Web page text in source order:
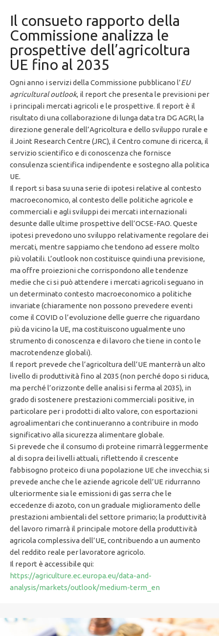
Il consueto rapporto della
Commissione analizza le
prospettive dell’agricoltura
UE fino al 2035
Ogni anno i servizi della Commissione pubblicano l’EU
agricultural outlook, il report che presenta le previsioni per
i principali mercati agricoli e le prospettive. Il report è il
risultato di una collaborazione di lunga data tra DG AGRI, la
direzione generale dell’Agricoltura e dello sviluppo rurale e
il Joint Research Centre (JRC), il Centro comune di ricerca, il
servizio scientifico e di conoscenza che fornisce
consulenza scientifica indipendente e sostegno alla politica
UE.
Il report si basa su una serie di ipotesi relative al contesto
macroeconomico, al contesto delle politiche agricole e
commerciali e agli sviluppi dei mercati internazionali
desunte dalle ultime prospettive dell’OCSE-FAO. Queste
ipotesi prevedono uno sviluppo relativamente regolare dei
mercati, mentre sappiamo che tendono ad essere molto
più volatili. L’outlook non costituisce quindi una previsione,
ma offre proiezioni che corrispondono alle tendenze
medie che ci si può attendere i mercati agricoli seguano in
un determinato contesto macroeconomico a politiche
invariate (chiaramente non possono prevedere eventi
come il COVID o l’evoluzione delle guerre che riguardano
più da vicino la UE, ma costituiscono ugualmente uno
strumento di conoscenza e di lavoro che tiene in conto le
macrotendenze globali).
Il report prevede che l’agricoltura dell’UE manterrà un alto
livello di produttività fino al 2035 (non perché dopo si riduca,
ma perché l’orizzonte delle analisi si ferma al 2035), in
grado di sostenere prestazioni commerciali positive, in
particolare per i prodotti di alto valore, con esportazioni
agroalimentari che continueranno a contribuire in modo
significativo alla sicurezza alimentare globale.
Si prevede che il consumo di proteine rimarrà leggermente
al di sopra dei livelli attuali, riflettendo il crescente
fabbisogno proteico di una popolazione UE che invecchia; si
prevede anche che le aziende agricole dell’UE ridurranno
ulteriormente sia le emissioni di gas serra che le
eccedenze di azoto, con un graduale miglioramento delle
prestazioni ambientali del settore primario; la produttività
del lavoro rimarrà il principale motore della produttività
agricola complessiva dell’UE, contribuendo a un aumento
del reddito reale per lavoratore agricolo.
Il report è accessibile qui:
https://agriculture.ec.europa.eu/data-and-
analysis/markets/outlook/medium-term_en